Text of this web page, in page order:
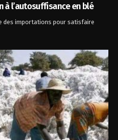
à l’autosuffisance en blé
des importations pour satisfaire